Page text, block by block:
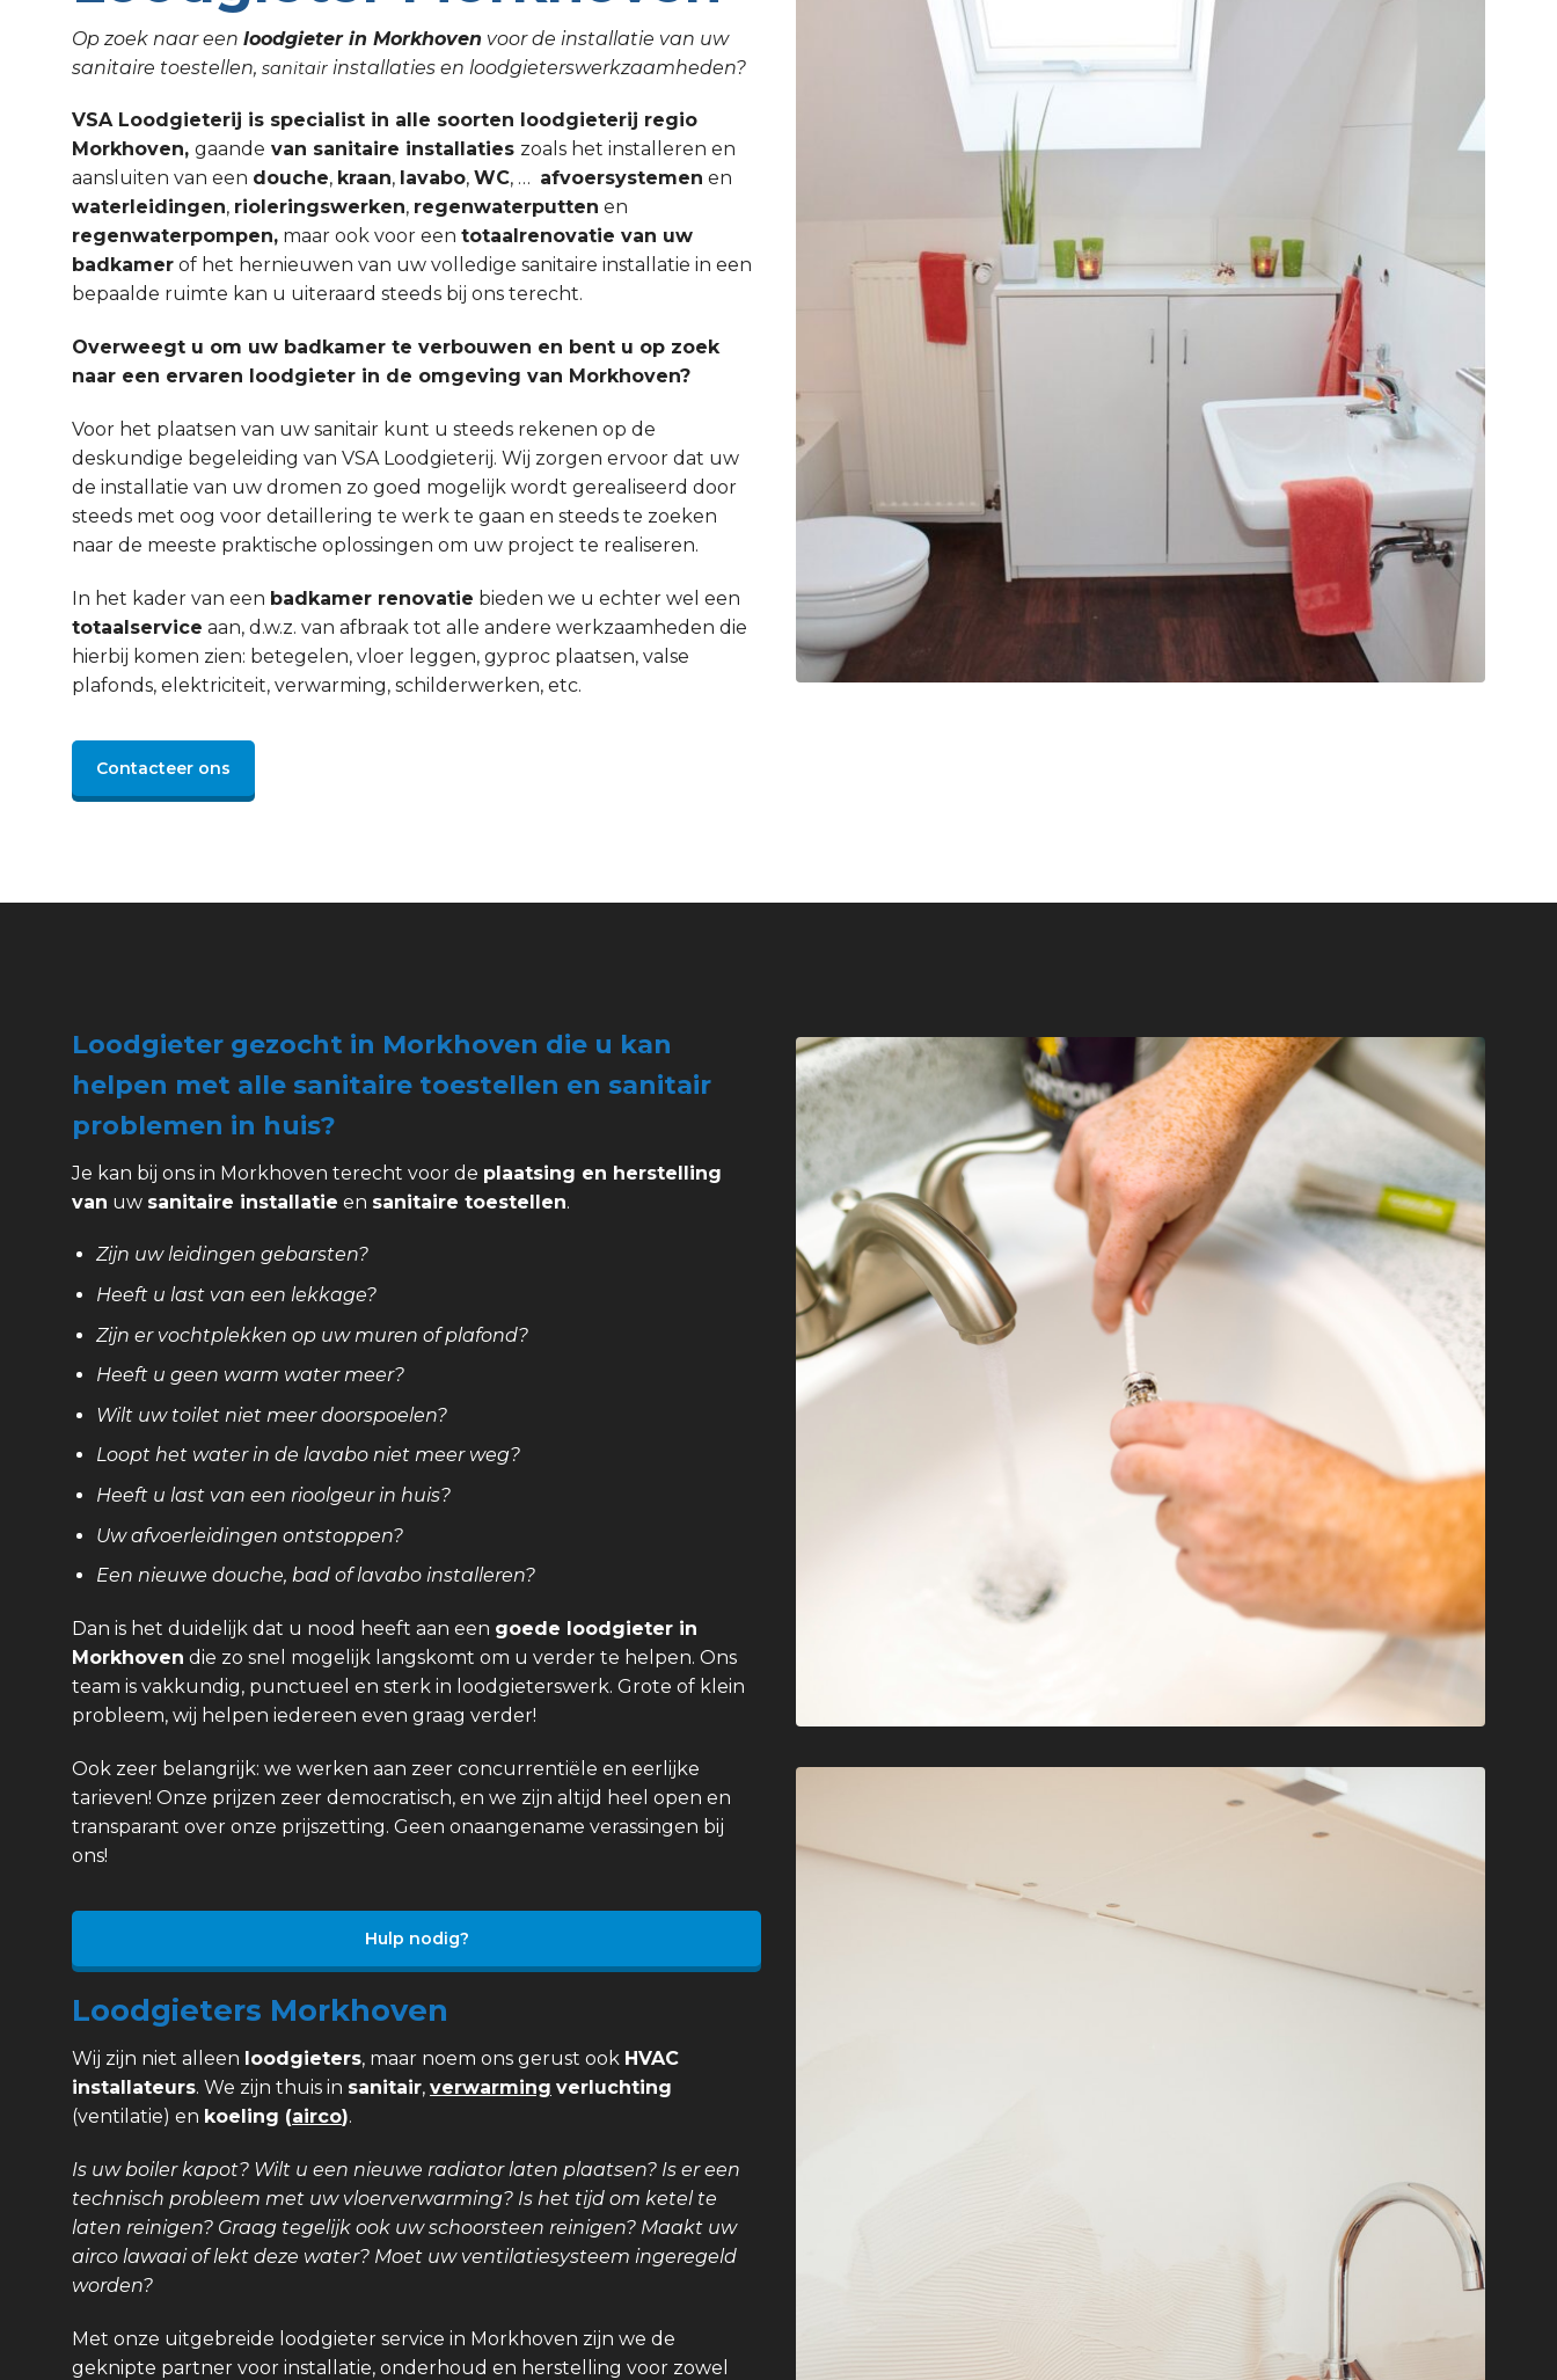
Op zoek naar een loodgieter in Morkhoven voor de installatie van uw
sanitaire toestellen, sanitair installaties en loodgieterswerkzaamheden?
VSA Loodgieterij is specialist in alle soorten loodgieterij regio
Morkhoven, gaande van sanitaire installaties zoals het installeren en
aansluiten van een douche, kraan, lavabo, WC, … afvoersystemen en
waterleidingen, rioleringswerken, regenwaterputten en
regenwaterpompen, maar ook voor een totaalrenovatie van uw
badkamer of het hernieuwen van uw volledige sanitaire installatie in een
bepaalde ruimte kan u uiteraard steeds bij ons terecht.
Overweegt u om uw badkamer te verbouwen en bent u op zoek
naar een ervaren loodgieter in de omgeving van Morkhoven?
Voor het plaatsen van uw sanitair kunt u steeds rekenen op de
deskundige begeleiding van VSA Loodgieterij. Wij zorgen ervoor dat uw
de installatie van uw dromen zo goed mogelijk wordt gerealiseerd door
steeds met oog voor detaillering te werk te gaan en steeds te zoeken
naar de meeste praktische oplossingen om uw project te realiseren.
In het kader van een badkamer renovatie bieden we u echter wel een
totaalservice aan, d.w.z. van afbraak tot alle andere werkzaamheden die
hierbij komen zien: betegelen, vloer leggen, gyproc plaatsen, valse
plafonds, elektriciteit, verwarming, schilderwerken, etc.
Contacteer ons
Loodgieter gezocht in Morkhoven die u kan
helpen met alle sanitaire toestellen en sanitair
problemen in huis?
Je kan bij ons in Morkhoven terecht voor de plaatsing en herstelling
van uw sanitaire installatie en sanitaire toestellen.
Zijn uw leidingen gebarsten?
Heeft u last van een lekkage?
Zijn er vochtplekken op uw muren of plafond?
Heeft u geen warm water meer?
Wilt uw toilet niet meer doorspoelen?
Loopt het water in de lavabo niet meer weg?
Heeft u last van een rioolgeur in huis?
Uw afvoerleidingen ontstoppen?
Een nieuwe douche, bad of lavabo installeren?
Dan is het duidelijk dat u nood heeft aan een goede loodgieter in
Morkhoven die zo snel mogelijk langskomt om u verder te helpen. Ons
team is vakkundig, punctueel en sterk in loodgieterswerk. Grote of klein
probleem, wij helpen iedereen even graag verder!
Ook zeer belangrijk: we werken aan zeer concurrentiële en eerlijke
tarieven! Onze prijzen zeer democratisch, en we zijn altijd heel open en
transparant over onze prijszetting. Geen onaangename verassingen bij
ons!
Hulp nodig?
Loodgieters Morkhoven
Wij zijn niet alleen loodgieters, maar noem ons gerust ook HVAC
installateurs. We zijn thuis in sanitair, verwarming verluchting
(ventilatie) en koeling (airco).
Is uw boiler kapot? Wilt u een nieuwe radiator laten plaatsen? Is er een
technisch probleem met uw vloerverwarming? Is het tijd om ketel te
laten reinigen? Graag tegelijk ook uw schoorsteen reinigen? Maakt uw
airco lawaai of lekt deze water? Moet uw ventilatiesysteem ingeregeld
worden?
Met onze uitgebreide loodgieter service in Morkhoven zijn we de
geknipte partner voor installatie, onderhoud en herstelling voor zowel